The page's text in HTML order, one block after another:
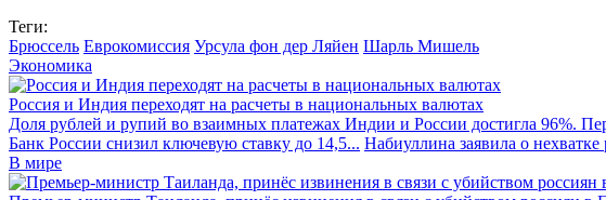
Теги:
Брюссель Еврокомиссия Урсула фон дер Ляйен Шарль Мишель
Экономика
Россия и Индия переходят на расчеты в национальных валютах
Доля рублей и рупий во взаимных платежах Индии и России достигла 96%.
Банк России снизил ключевую ставку до 14,5... Набиуллина заявила о
В мире